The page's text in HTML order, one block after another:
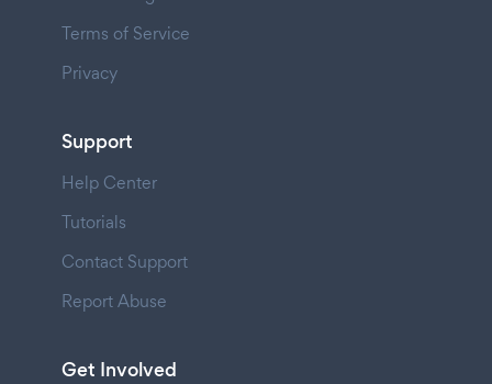
Terms of Service
Privacy
Support
Help Center
Tutorials
Contact Support
Report Abuse
Get Involved